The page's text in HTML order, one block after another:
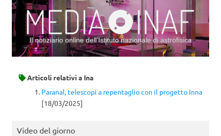
Il notiziario online dell’Istituto nazionale di astrofisica
Articoli relativi a Ina
Paranal, telescopi a repentaglio con il progetto Inna
[18/03/2025]
Video del giorno